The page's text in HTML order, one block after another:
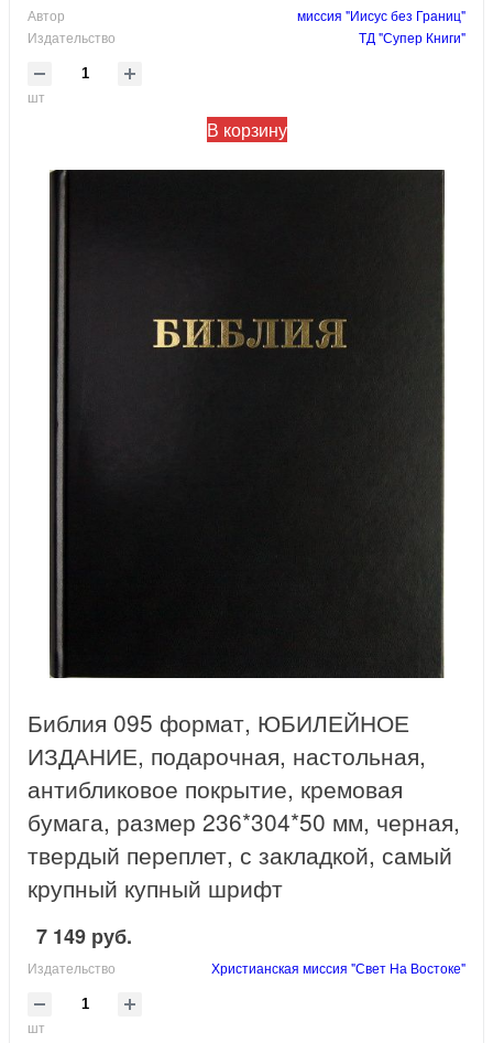
Автор
миссия "Иисус без Границ"
Издательство
ТД "Супер Книги"
шт
В корзину
Библия 095 формат, ЮБИЛЕЙНОЕ
ИЗДАНИЕ, подарочная, настольная,
антибликовое покрытие, кремовая
бумага, размер 236*304*50 мм, черная,
твердый переплет, с закладкой, самый
крупный купный шрифт
7 149 руб.
Издательство Христианская миссия "Свет На Востоке"
шт